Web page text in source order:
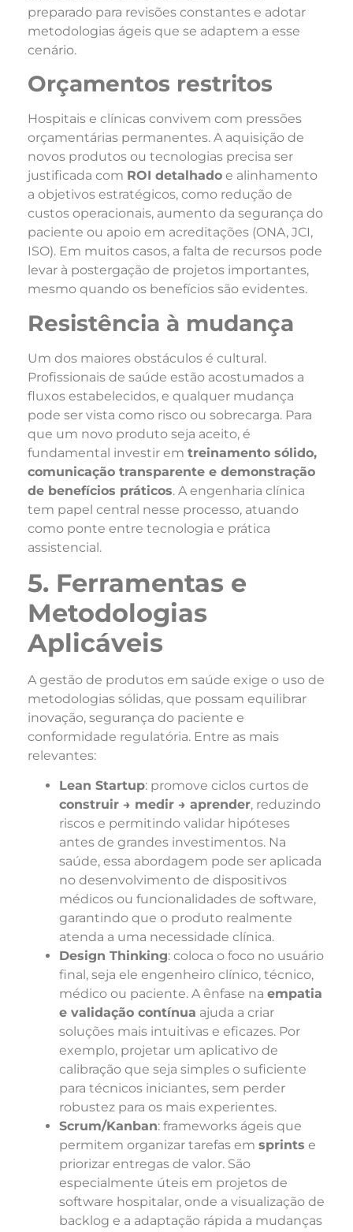
preparado para revisões constantes e adotar
metodologias ágeis que se adaptem a esse
cenário.
Orçamentos restritos
Hospitais e clínicas convivem com pressões
orçamentárias permanentes. A aquisição de
novos produtos ou tecnologias precisa ser
justificada com ROI detalhado e alinhamento
a objetivos estratégicos, como redução de
custos operacionais, aumento da segurança do
paciente ou apoio em acreditações (ONA, JCI,
ISO). Em muitos casos, a falta de recursos pode
levar à postergação de projetos importantes,
mesmo quando os benefícios são evidentes.
Resistência à mudança
Um dos maiores obstáculos é cultural.
Profissionais de saúde estão acostumados a
fluxos estabelecidos, e qualquer mudança
pode ser vista como risco ou sobrecarga. Para
que um novo produto seja aceito, é
fundamental investir em treinamento sólido,
comunicação transparente e demonstração
de benefícios práticos. A engenharia clínica
tem papel central nesse processo, atuando
como ponte entre tecnologia e prática
assistencial.
5. Ferramentas e
Metodologias
Aplicáveis
A gestão de produtos em saúde exige o uso de
metodologias sólidas, que possam equilibrar
inovação, segurança do paciente e
conformidade regulatória. Entre as mais
relevantes:
Lean Startup: promove ciclos curtos de
construir → medir → aprender, reduzindo
riscos e permitindo validar hipóteses
antes de grandes investimentos. Na
saúde, essa abordagem pode ser aplicada
no desenvolvimento de dispositivos
médicos ou funcionalidades de software,
garantindo que o produto realmente
atenda a uma necessidade clínica.
Design Thinking: coloca o foco no usuário
final, seja ele engenheiro clínico, técnico,
médico ou paciente. A ênfase na empatia
e validação contínua ajuda a criar
soluções mais intuitivas e eficazes. Por
exemplo, projetar um aplicativo de
calibração que seja simples o suficiente
para técnicos iniciantes, sem perder
robustez para os mais experientes.
Scrum/Kanban: frameworks ágeis que
permitem organizar tarefas em sprints e
priorizar entregas de valor. São
especialmente úteis em projetos de
software hospitalar, onde a visualização de
backlog e a adaptação rápida a mudanças